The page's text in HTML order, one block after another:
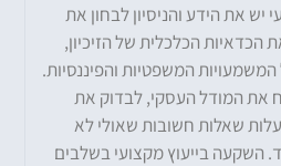
את הידע והניסיון לבחון את
הכלכלית של הזיכיון,
המשפטיות והפיננסיות.
את המודל העסקי, לבדוק את
שאלות חשובות שאולי לא
השקעה בייעוץ מקצועי בשלבים